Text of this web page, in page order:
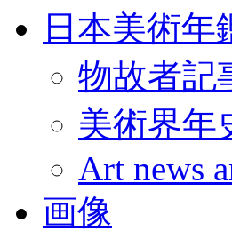
日本美術年
物故者記
美術界年
Art news
画像